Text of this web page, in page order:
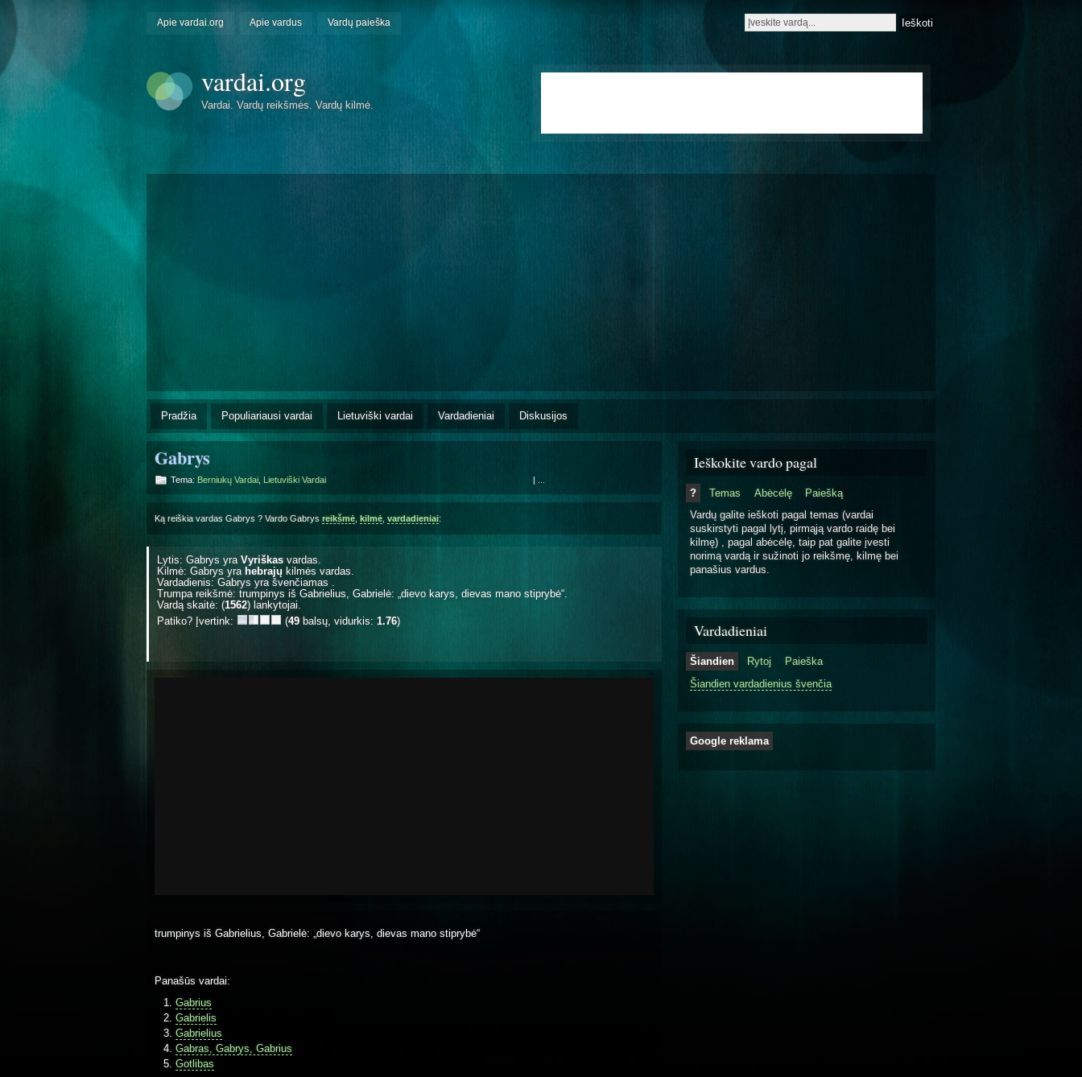
Apie vardai.org Apie vardus Vardų paieška
vardai.org
Vardai. Vardų reikšmės. Vardų kilmė.
Pradžia Populiariausi vardai Lietuviški vardai Vardadieniai Diskusijos
Gabrys
Tema: Berniukų Vardai Lietuviški Vardai |
Ką reiškia vardas Gabrys ? Vardo Gabrys reikšmė kilmė vardadieniai:
Lytis: Gabrys yra Vyriškas vardas.
Kilmė: Gabrys yra hebrajų kilmės vardas.
Vardadienis: Gabrys yra švenčiamas
Trumpa reikšmė: trumpinys iš Gabrielius, Gabrielė: „dievo karys, dievas mano stiprybė“.
Vardą skaitė: (1562) lankytojai.
Patiko? Įvertink:
(49 balsų, vidurkis: 1.76)
trumpinys iš Gabrielius, Gabrielė: „dievo karys, dievas mano stiprybė“
Panašūs vardai:
Gabrius
Gabrielis
Gabrielius
Gabras, Gabrys, Gabrius
Gotlibas
Ieškokite vardo pagal
? Temas Abėcėlę
Paiešką
Vardų galite ieškoti pagal temas (vardai
suskirstyti pagal lytį, pirmąją vardo raidę bei
kilmę) , pagal abėcėlę, taip pat galite įvesti
norimą vardą ir sužinoti jo reikšmę, kilmę bei
panašius vardus.
Vardadieniai
Šiandien Rytoj
Paieška
Šiandien vardadienius švenčia
Google reklama